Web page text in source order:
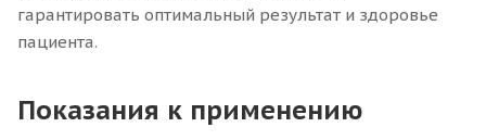
гарантировать оптимальный результат и здоровье
пациента.
Показания к применению